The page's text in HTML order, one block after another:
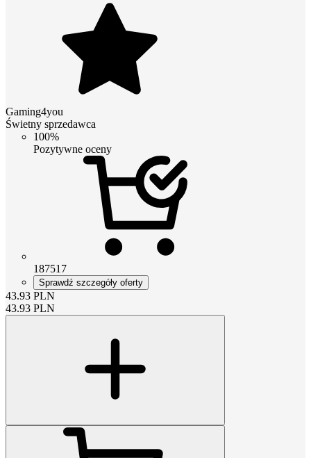
Gaming4you
Świetny sprzedawca
100%
Pozytywne oceny
187517
Sprawdź szczegóły oferty
43.93 PLN
43.93 PLN